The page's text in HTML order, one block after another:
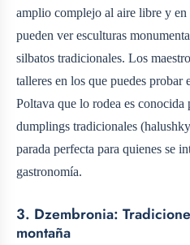
amplio complejo al aire libre y
pueden ver esculturas
silbatos tradicionales. Los
talleres en los que puedes probar
Poltava que lo rodea es conocida
dumplings tradicionales
parada perfecta para quienes se
gastronomía.
3. Dzembronia:
montaña